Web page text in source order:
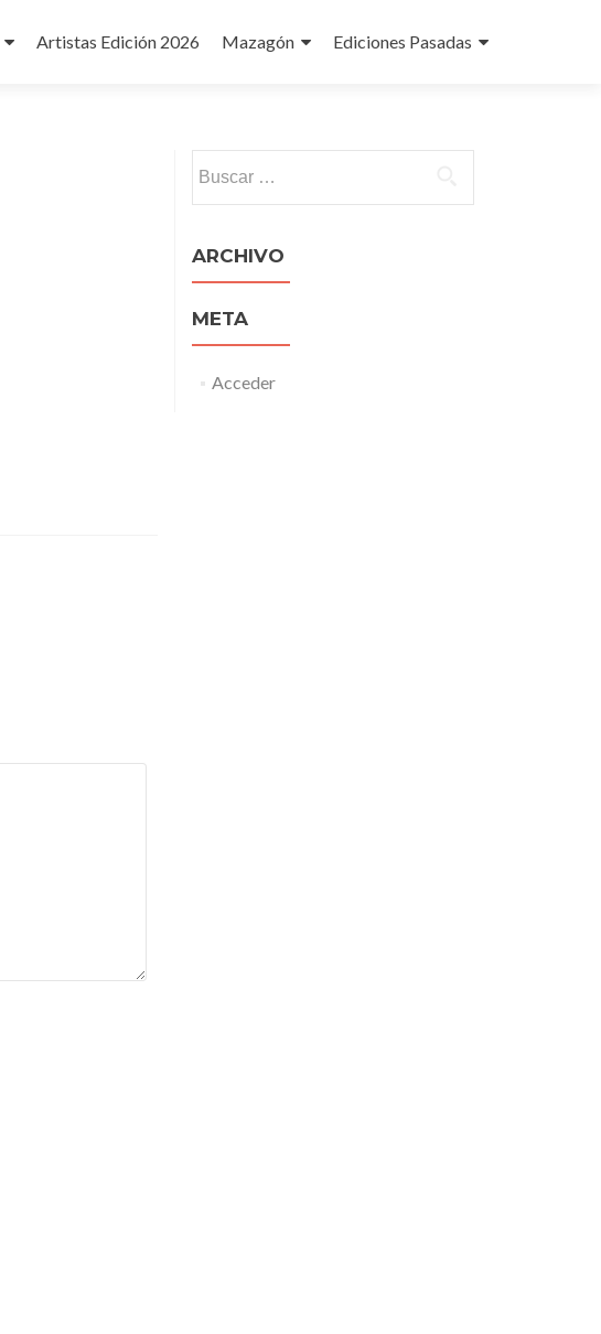
Artistas Edición 2026 Mazagón Ediciones Pasadas
ARCHIVO
META
Acceder